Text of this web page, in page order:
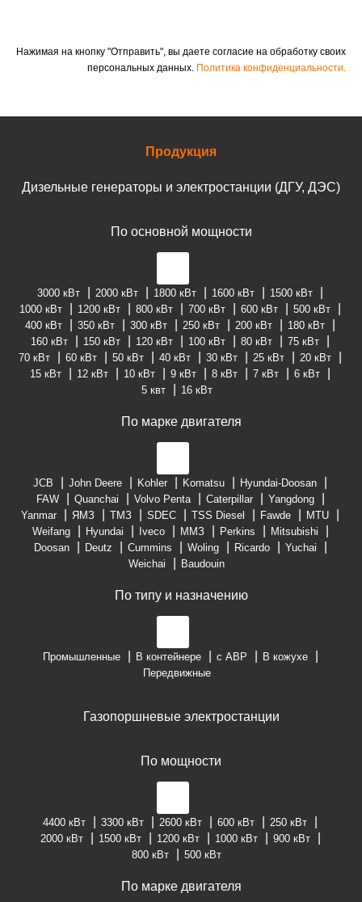
Нажимая на кнопку "Отправить", вы даете согласие на обработку своих
персональных данных. Политика конфиденциальности.
Продукция
Дизельные генераторы и электростанции (ДГУ, ДЭС)
По основной мощности
3000 кВт 2000 кВт 1800 кВт 1600 кВт
1500 кВт
1000 кВт
1200 кВт 800 кВт 700 кВт 600 кВт
500 кВт
400 кВт
350 кВт 300 кВт 250 кВт 200 кВт
180 кВт
160 кВт
150 кВт 120 кВт 100 кВт 80 кВт
75 кВт
70 кВт
60 кВт 50 кВт 40 кВт 30 кВт 25 кВт
20 кВт
15 кВт
12 кВт 10 кВт 9 кВт 8 кВт 7 кВт
6 кВт
5 квт
16 кВт
По марке двигателя
JCB John Deere Kohler Komatsu
Hyundai-Doosan
FAW
Quanchai Volvo Penta Caterpillar
Yangdong
Yanmar
ЯМЗ ТМЗ SDEC TSS Diesel Fawde
MTU
Weifang
Hyundai Iveco ММЗ Perkins
Mitsubishi
Doosan
Deutz Cummins Woling Ricardo
Yuchai
Weichai
Baudouin
По типу и назначению
Промышленные В контейнере с АВР
В кожухе
Передвижные
Газопоршневые электростанции
По мощности
4400 кВт 3300 кВт 2600 кВт 600 кВт
250 кВт
2000 кВт
1500 кВт 1200 кВт 1000 кВт
900 кВт
800 кВт
500 кВт
По марке двигателя